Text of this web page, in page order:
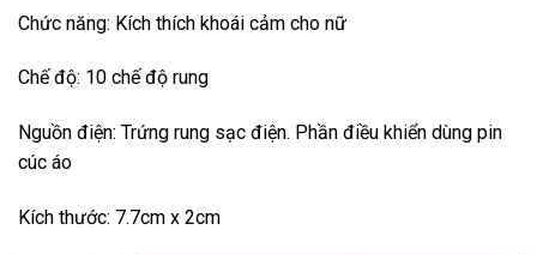
Chức năng: Kích thích khoái cảm cho nữ
Chế độ: 10 chế độ rung
Nguồn điện: Trứng rung sạc điện. Phần điều khiển dùng pin
cúc áo
Kích thước: 7.7cm x 2cm